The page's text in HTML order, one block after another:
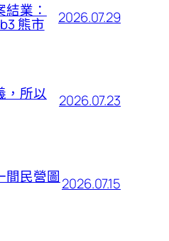
業：
熊市 2026.07.29
，所以 2026.07.23
間民營圖2026.07.15